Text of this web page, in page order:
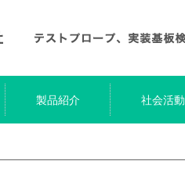
製品紹介 社会活動